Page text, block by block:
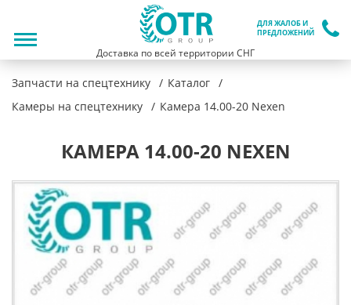
ДЛЯ ЖАЛОБ И
ПРЕДЛОЖЕНИЙ
Доставка по всей территории СНГ
Запчасти на спецтехнику
Каталог
Камеры на спецтехнику
Камера 14.00-20 Nexen
КАМЕРА 14.00-20 NEXEN